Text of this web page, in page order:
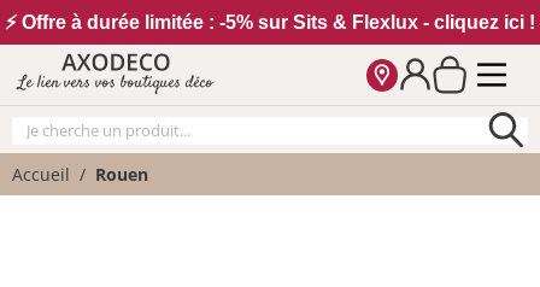
⚡ Offre à durée limitée : -5% sur Sits & Flexlux - cliquez ici !
Le lien vers vos boutiques déco
Accueil Rouen
Vos paramètres cookies